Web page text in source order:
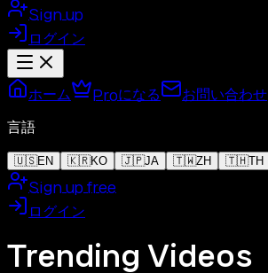
Sign up
ログイン
ホーム Proになる お問い合わせ
言語
🇺🇸EN 🇰🇷KO 🇯🇵JA 🇹🇼ZH 🇹🇭TH
Sign up free
ログイン
Trending Videos